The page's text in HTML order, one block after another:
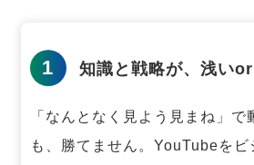
1 知識と戦略が、浅い
「なんとなく見よう見まね」で
も、勝てません。 YouTubeをビ